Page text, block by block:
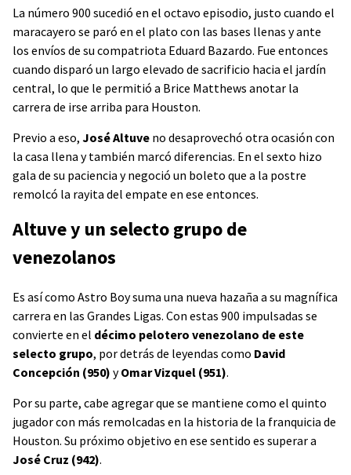
La número 900 sucedió en el octavo episodio, justo cuando el
maracayero se paró en el plato con las bases llenas y ante
los envíos de su compatriota Eduard Bazardo. Fue entonces
cuando disparó un largo elevado de sacrificio hacia el jardín
central, lo que le permitió a Brice Matthews anotar la
carrera de irse arriba para Houston.
Previo a eso, José Altuve no desaprovechó otra ocasión con
la casa llena y también marcó diferencias. En el sexto hizo
gala de su paciencia y negoció un boleto que a la postre
remolcó la rayita del empate en ese entonces.
Altuve y un selecto grupo de
venezolanos
Es así como Astro Boy suma una nueva hazaña a su magnífica
carrera en las Grandes Ligas. Con estas 900 impulsadas se
convierte en el décimo pelotero venezolano de este
selecto grupo, por detrás de leyendas como David
Concepción (950) yOmar Vizquel (951).
Por su parte, cabe agregar que se mantiene como el quinto
jugador con más remolcadas en la historia de la franquicia de
Houston. Su próximo objetivo en ese sentido es superar a
José Cruz (942).